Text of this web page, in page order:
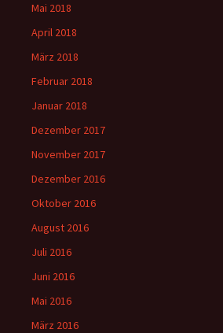
Mai 2018
April 2018
März 2018
Februar 2018
Januar 2018
Dezember 2017
November 2017
Dezember 2016
Oktober 2016
August 2016
Juli 2016
Juni 2016
Mai 2016
März 2016